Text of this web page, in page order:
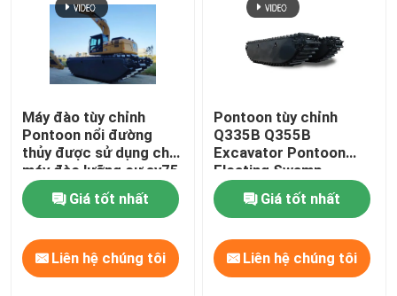
Máy đào tùy chỉnh
Pontoon nổi đường
thủy được sử dụng cho
máy đào lưỡng cư sy75
sk75 sy135 sy215
320d
Giá tốt nhất
Liên hệ chúng tôi
Pontoon tùy chỉnh
Q335B Q355B
Excavator Pontoon
Floating Swamp
Amphibious Pontoon
cho SANY SY135C
Giá tốt nhất
Liên hệ chúng tôi